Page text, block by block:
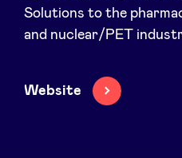
Avantages
BeAngels Academy
Solutions to the
and nuclear/PET
Website